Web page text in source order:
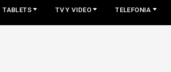
TABLETS TV Y VIDEO TELEFONIA